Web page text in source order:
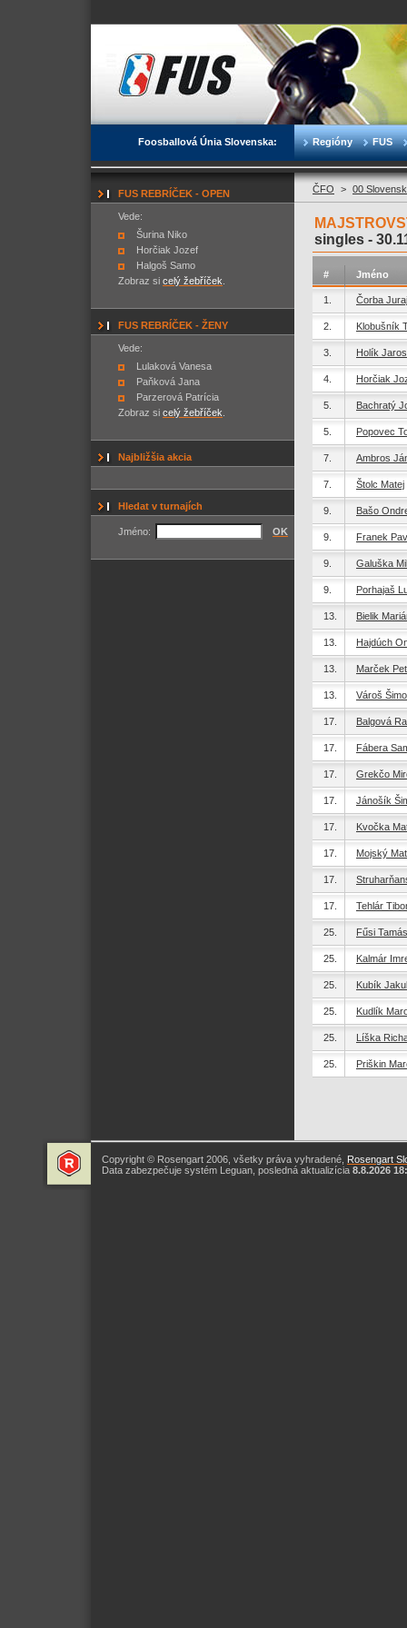
Foosballová Únia Slovenska: Regióny FUS
FUS REBRÍČEK - OPEN
Vede:
Šurina Niko
Horčiak Jozef
Halgoš Samo
Zobraz si celý žebříček
FUS REBRÍČEK - ŽENY
Vede:
Lulaková Vanesa
Paňková Jana
Parzerová Patrícia
Zobraz si celý žebříček
Najbližšia akcia
Hledat v turnajích
Jméno: OK
ČFO > 00
singles -
# Jméno
1. Čorba Juraj
2. Klobušník
3. Holík
4. Horčiak
5. Bachratý
5. Popovec
7. Ambros
7. Štolc Matej
9. Bašo
9. Franek
9. Galuška
9. Porhajaš
13. Bielik
13. Hajdúch
13. Marček
13. Vároš
17. Balgová
17. Fábera
17. Grekčo
17. Jánošík
17. Kvočka
17. Mojský
17.
17. Tehlár
25. Fűsi Tamás
25. Kalmár
25. Kubík
25. Kudlík
25. Líška
25. Priškin
Copyright © Rosengart 2006, všetky práva vyhradené, Rosengart
Data zabezpečuje systém Leguan, posledná aktualizícia 8.8.2026